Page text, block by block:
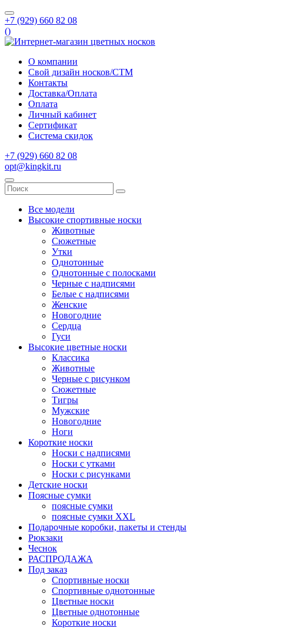
+7 (929) 660 82 08
()
О компании
Свой дизайн носков/СТМ
Контакты
Доставка/Оплата
Оплата
Личный кабинет
Сертификат
Система скидок
+7 (929) 660 82 08
opt@kingkit.ru
Все модели
Высокие спортивные носки
Животные
Сюжетные
Утки
Однотонные
Однотонные с полосками
Черные с надписями
Белые с надписями
Женские
Новогодние
Сердца
Гуси
Высокие цветные носки
Классика
Животные
Черные с рисунком
Сюжетные
Тигры
Мужские
Новогодние
Ноги
Короткие носки
Носки с надписями
Носки с утками
Носки с рисунками
Детские носки
Поясные сумки
поясные сумки
поясные сумки XXL
Подарочные коробки, пакеты и стенды
Рюкзаки
Чеснок
РАСПРОДАЖА
Под заказ
Спортивные носки
Спортивные однотонные
Цветные носки
Цветные однотонные
Короткие носки